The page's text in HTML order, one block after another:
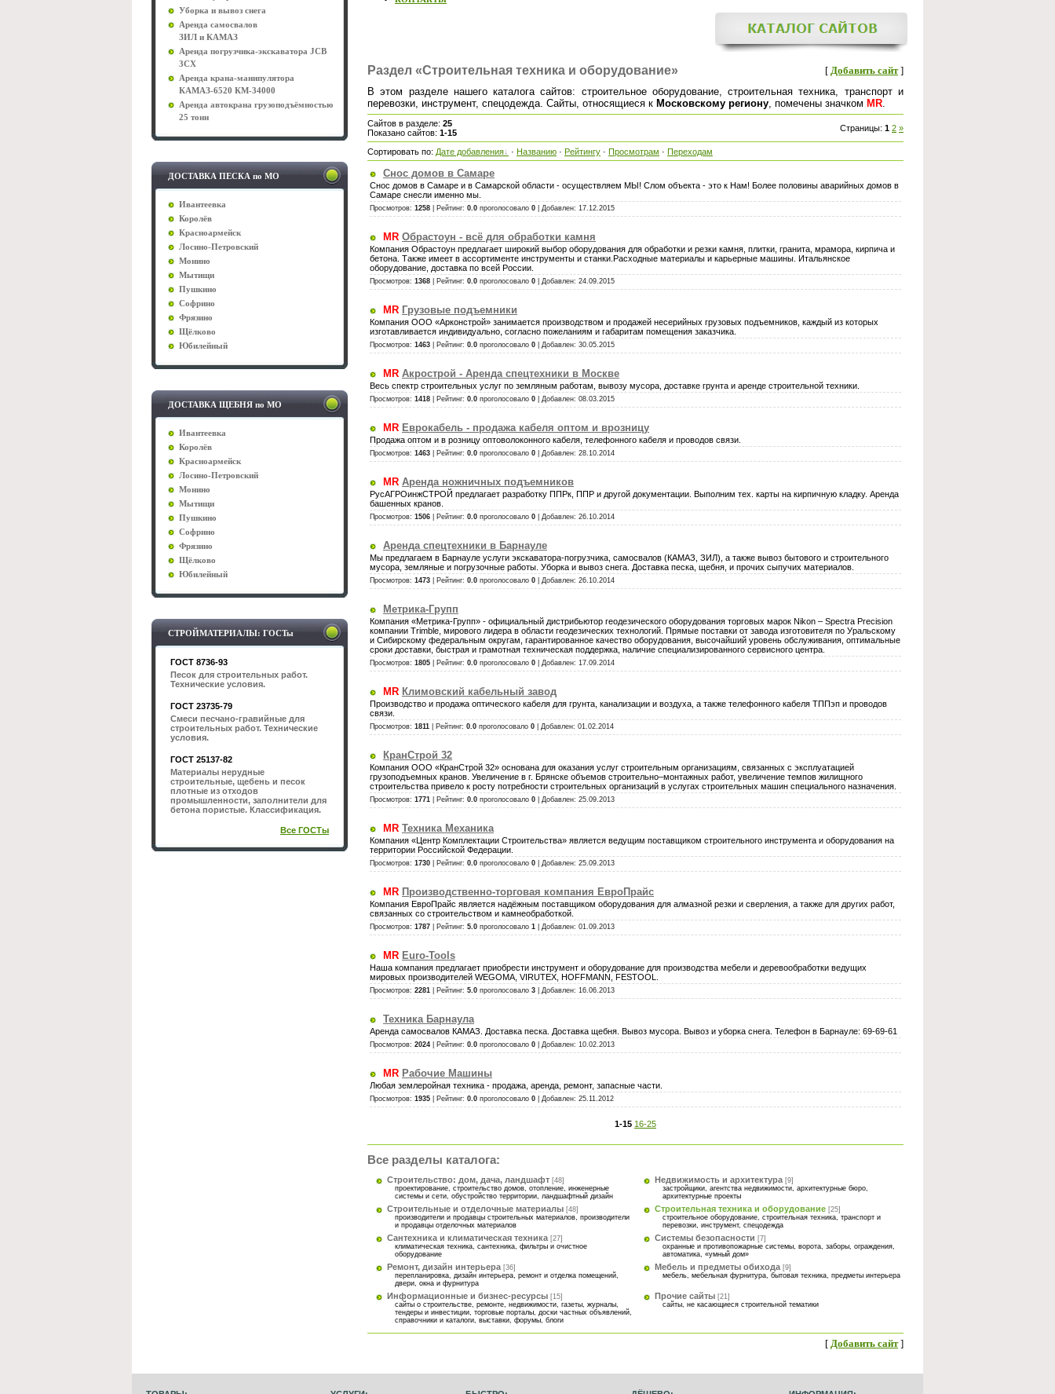
Уборка и вывоз снега
Аренда самосвалов
ЗИЛ и КАМАЗ
Аренда погрузчика-экскаватора JCB
3CX
Аренда крана-манипулятора
КАМАЗ-6520 КМ-34000
Аренда автокрана грузоподъёмностью
25 тонн
ДОСТАВКА ПЕСКА по МО
Ивантеевка
Королёв
Красноармейск
Лосино-Петровский
Монино
Мытищи
Пушкино
Софрино
Фрязино
Щёлково
Юбилейный
ДОСТАВКА ЩЕБНЯ по МО
Ивантеевка
Королёв
Красноармейск
Лосино-Петровский
Монино
Мытищи
Пушкино
Софрино
Фрязино
Щёлково
Юбилейный
СТРОЙМАТЕРИАЛЫ: ГОСТы
ГОСТ 8736-93
Песок для строительных работ.
Технические условия.
ГОСТ 23735-79
Смеси песчано-гравийные для
строительных работ. Технические
условия.
ГОСТ 25137-82
Материалы нерудные
строительные, щебень и песок
плотные из отходов
промышленности, заполнители для
бетона пористые. Классификация.
Все ГОСТы
Раздел «Строительная техника и оборудование» [ Добавить сайт]
В этом разделе нашего каталога сайтов: строительное оборудование, строительная техника, транспорт и
перевозки, инструмент, спецодежда. Сайты, относящиеся к Московскому региону, помечены значком MR.
Сайтов в разделе: 25
Показано сайтов: 1-15 Страницы: 1 2 »
Сортировать по: Дате добавления · Названию · Рейтингу · Просмотрам · Переходам
Снос домов в Самаре
Снос домов в Самаре и в Самарской области - осуществляем МЫ! Слом объекта - это к Нам! Более половины аварийных домов в
Самаре снесли именно мы.
Просмотров: 1258 Рейтинг: 0.0 проголосовало 0 | Добавлен: 17.12.2015
MR Обрастоун - всё для обработки камня
Компания Обрастоун предлагает широкий выбор оборудования для обработки и резки камня, плитки, гранита, мрамора, кирпича и
бетона. Также имеет в ассортименте инструменты и станки.Расходные материалы и карьерные машины. Итальянское
оборудование, доставка по всей России.
Просмотров: 1368 Рейтинг: 0.0 проголосовало 0 | Добавлен: 24.09.2015
MR Грузовые подъемники
Компания ООО «Арконстрой» занимается производством и продажей несерийных грузовых подъемников, каждый из которых
изготавливается индивидуально, согласно пожеланиям и габаритам помещения заказчика.
Просмотров: 1463 Рейтинг: 0.0 проголосовало 0 | Добавлен: 30.05.2015
MR Акрострой - Аренда спецтехники в Москве
Весь спектр строительных услуг по земляным работам, вывозу мусора, доставке грунта и аренде строительной техники.
Просмотров: 1418 Рейтинг: 0.0 проголосовало 0 | Добавлен: 08.03.2015
MR Еврокабель - продажа кабеля оптом и врозницу
Продажа оптом и в розницу оптоволоконного кабеля, телефонного кабеля и проводов связи.
Просмотров: 1463 Рейтинг: 0.0 проголосовало 0 | Добавлен: 28.10.2014
MR Аренда ножничных подъемников
РусАГРОинжСТРОЙ предлагает разработку ППРк, ППР и другой документации. Выполним тех. карты на кирпичную кладку. Аренда
башенных кранов.
Просмотров: 1506 Рейтинг: 0.0 проголосовало 0 | Добавлен: 26.10.2014
Аренда спецтехники в Барнауле
Мы предлагаем в Барнауле услуги экскаватора-погрузчика, самосвалов (КАМАЗ, ЗИЛ), а также вывоз бытового и строительного
мусора, земляные и погрузочные работы. Уборка и вывоз снега. Доставка песка, щебня, и прочих сыпучих материалов.
Просмотров: 1473 Рейтинг: 0.0 проголосовало 0 | Добавлен: 26.10.2014
Метрика-Групп
Компания «Метрика-Групп» - официальный дистрибьютор геодезического оборудования торговых марок Nikon – Spectra Precision
компании Trimble, мирового лидера в области геодезических технологий. Прямые поставки от завода изготовителя по Уральскому
и Сибирскому федеральным округам, гарантированное качество оборудования, высочайший уровень обслуживания, оптимальные
сроки доставки, быстрая и грамотная техническая поддержка, наличие специализированного сервисного центра.
Просмотров: 1805 Рейтинг: 0.0 проголосовало 0 | Добавлен: 17.09.2014
MR Климовский кабельный завод
Производство и продажа оптического кабеля для грунта, канализации и воздуха, а также телефонного кабеля ТППэп и проводов
связи.
Просмотров: 1811 Рейтинг: 0.0 проголосовало 0 | Добавлен: 01.02.2014
КранСтрой 32
Компания ООО «КранСтрой 32» основана для оказания услуг строительным организациям, связанных с эксплуатацией
грузоподъемных кранов. Увеличение в г. Брянске объемов строительно–монтажных работ, увеличение темпов жилищного
строительства привело к росту потребности строительных организаций в услугах строительных машин специального назначения.
Просмотров: 1771 Рейтинг: 0.0 проголосовало 0 | Добавлен: 25.09.2013
MR Техника Механика
Компания «Центр Комплектации Строительства» является ведущим поставщиком строительного инструмента и оборудования на
территории Российской Федерации.
Просмотров: 1730 Рейтинг: 0.0 проголосовало 0 | Добавлен: 25.09.2013
MR Производственно-торговая компания ЕвроПрайс
Компания ЕвроПрайс является надёжным поставщиком оборудования для алмазной резки и сверления, а также для других работ,
связанных со строительством и камнеобработкой.
Просмотров: 1787 Рейтинг: 5.0 проголосовало 1 | Добавлен: 01.09.2013
MR Euro-Tools
Наша компания предлагает приобрести инструмент и оборудование для производства мебели и деревообработки ведущих
мировых производителей WEGOMA, VIRUTEX, HOFFMANN, FESTOOL.
Просмотров: 2281 Рейтинг: 5.0 проголосовало 3 | Добавлен: 16.06.2013
Техника Барнаула
Аренда самосвалов КАМАЗ. Доставка песка. Доставка щебня. Вывоз мусора. Вывоз и уборка снега. Телефон в Барнауле: 69-69-61
Просмотров: 2024 Рейтинг: 0.0 проголосовало 0 | Добавлен: 10.02.2013
MR Рабочие Машины
Любая землеройная техника - продажа, аренда, ремонт, запасные части.
Просмотров: 1935 Рейтинг: 0.0 проголосовало 0 | Добавлен: 25.11.2012
1-15 16-25
Все разделы каталога:
Cтроительство: дом, дача, ландшафт [48]
проектирование, строительство домов, отопление, инженерные
системы и сети, обустройство территории, ландшафтный дизайн
Недвижимость и архитектура [9]
застройщики, агентства недвижимости, архитектурные бюро,
архитектурные проекты
Строительные и отделочные материалы [48]
производители и продавцы строительных материалов, производители
и продавцы отделочных материалов
Строительная техника и оборудование [25]
строительное оборудование, строительная техника, транспорт и
перевозки, инструмент, спецодежда
Сантехника и климатическая техника [27]
климатическая техника, сантехника, фильтры и очистное
оборудование
Системы безопасности [7]
охранные и противопожарные системы, ворота, заборы, ограждения,
автоматика, «умный дом»
Ремонт, дизайн интерьера [36]
перепланировка, дизайн интерьера, ремонт и отделка помещений,
двери, окна и фурнитура
Мебель и предметы обихода [9]
мебель, мебельная фурнитура, бытовая техника, предметы интерьера
Информационные и бизнес-ресурсы [15]
cайты о строительстве, ремонте, недвижимости, газеты, журналы,
тендеры и инвестиции, торговые порталы, доски частных объявлений,
справочники и каталоги, выставки, форумы, блоги
Прочие сайты [21]
сайты, не касающиеся строительной тематики
[ Добавить сайт]